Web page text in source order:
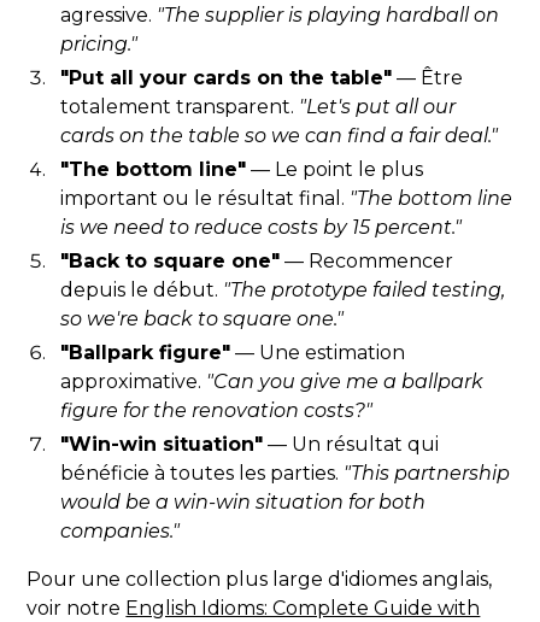
agressive. "The supplier is playing hardball on
pricing."
"Put all your cards on the table" — Être
totalement transparent. "Let's put all our
cards on the table so we can find a fair deal."
"The bottom line" — Le point le plus
important ou le résultat final. "The bottom line
is we need to reduce costs by 15 percent."
"Back to square one" — Recommencer
depuis le début. "The prototype failed testing,
so we're back to square one."
"Ballpark figure" — Une estimation
approximative. "Can you give me a ballpark
figure for the renovation costs?"
"Win-win situation" — Un résultat qui
bénéficie à toutes les parties. "This partnership
would be a win-win situation for both
companies."
Pour une collection plus large d'idiomes anglais,
voir notre English Idioms: Complete Guide with